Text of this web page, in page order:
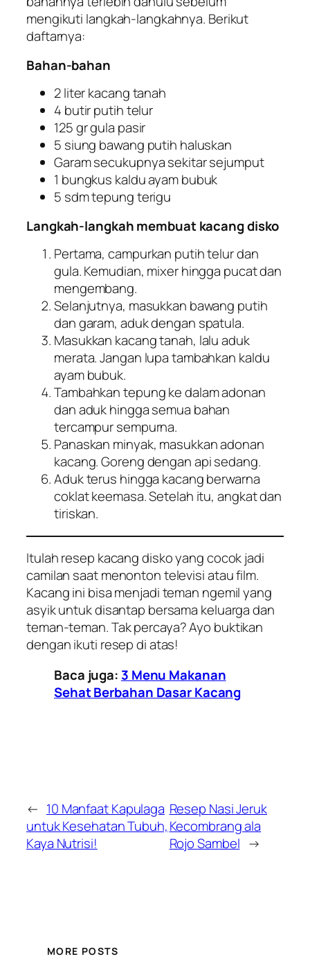
mengikuti langkah-langkahnya. Berikut
daftarnya:
Bahan-bahan
2 liter kacang tanah
4 butir putih telur
125 gr gula pasir
5 siung bawang putih haluskan
Garam secukupnya sekitar sejumput
1 bungkus kaldu ayam bubuk
5 sdm tepung terigu
Langkah-langkah membuat kacang disko
Pertama, campurkan putih telur dan
gula. Kemudian, mixer hingga pucat dan
mengembang.
Selanjutnya, masukkan bawang putih
dan garam, aduk dengan spatula.
Masukkan kacang tanah, lalu aduk
merata. Jangan lupa tambahkan kaldu
ayam bubuk.
Tambahkan tepung ke dalam adonan
dan aduk hingga semua bahan
tercampur sempurna.
Panaskan minyak, masukkan adonan
kacang. Goreng dengan api sedang.
Aduk terus hingga kacang berwarna
coklat keemasa. Setelah itu, angkat dan
tiriskan.
Itulah resep kacang disko yang cocok jadi
camilan saat menonton televisi atau film.
Kacang ini bisa menjadi teman ngemil yang
asyik untuk disantap bersama keluarga dan
teman-teman. Tak percaya? Ayo buktikan
dengan ikuti resep di atas!
Baca juga: 3 Menu Makanan
Sehat Berbahan Dasar Kacang
← 10 Manfaat Kapulaga
untuk Kesehatan Tubuh,
Kaya Nutrisi!
Resep Nasi Jeruk
Kecombrang ala
Rojo Sambel →
MORE POSTS